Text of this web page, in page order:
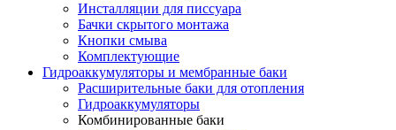
Инсталляции для писсуара
Бачки скрытого монтажа
Кнопки смыва
Комплектующие
Гидроаккумуляторы и мембранные баки
Расширительные баки для отопления
Гидроаккумуляторы
Комбинированные баки